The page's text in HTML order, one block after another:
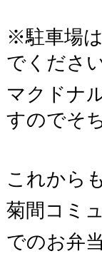
※駐車場
でくださ
マクドナ
すのでそ
これから
菊間コミ
でのお弁